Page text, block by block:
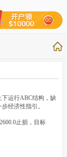
运行ABC结构，缺
经济性指引。
止损，目标